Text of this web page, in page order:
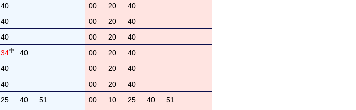
40 00 20
40
40 00 20
40
40 00 20
40
34中 40 00 20
40
40 00 20
40
40 00 20
40
25 40 51 00 10 25 40
51